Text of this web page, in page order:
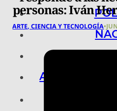
ARTE,
personas: Iván
ARTE, CIENCIA Y TECNOLOGÍA•